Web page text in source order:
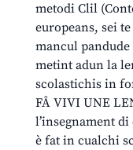
metodi Clil
europeans, sei
mancul
metint adun la
scolastichis in
FÂ VIVI UNE
l’insegnament
è fat in cualchi